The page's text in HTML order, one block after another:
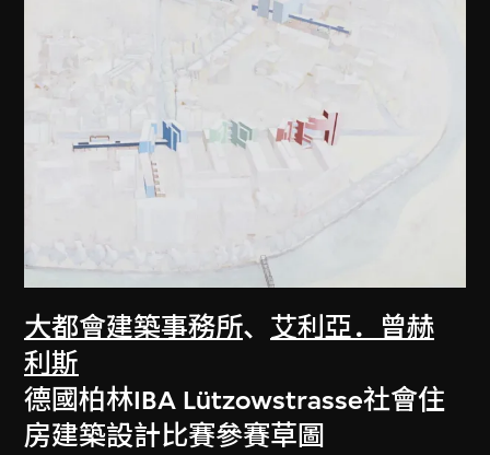
大都會建築事務所、 艾利亞．曾赫
利斯
德國柏林IBA Lützowstrasse社會住
房建築設計比賽參賽草圖